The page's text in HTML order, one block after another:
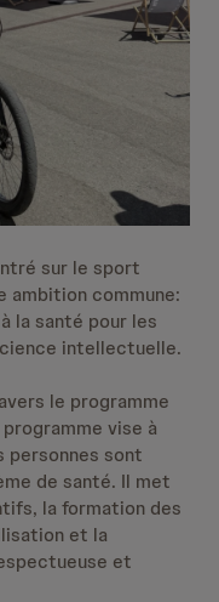
sur le sport
ambition commune:
la santé pour les
intellectuelle.
le programme
vise à
personnes sont
de santé. Il met
la formation des
et la
et